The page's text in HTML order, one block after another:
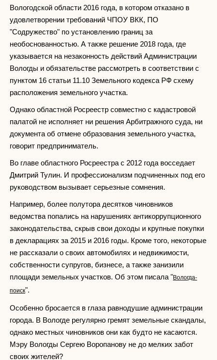
Вологодской области 2016 года, в котором отказано в
удовлетворении требований ЧПОУ ВКК, ПО
"Содружество" по установлению границ за
необоснованностью. А также решение 2018 года, где
указывается на незаконность действий Администрации
Вологды и обязательстве рассмотреть в соответствии с
пунктом 16 статьи 11.10 Земельного кодекса РФ схему
расположения земельного участка.
Однако областной Росреестр совместно с кадастровой
палатой не исполняет ни решения Арбитражного суда, ни
документа об отмене образования земельного участка,
говорит предприниматель.
Во главе областного Росреестра с 2012 года восседает
Дмитрий Тулин. И профессионализм подчиненных под его
руководством вызывает серьезные сомнения.
Например, более полутора десятков чиновников
ведомства попались на нарушениях антикоррупционного
законодательства, скрыв свои доходы и крупные покупки
в декларациях за 2015 и 2016 годы. Кроме того, некоторые
не рассказали о своих автомобилях и недвижимости,
собственности супругов, бизнесе, а также занизили
площади земельных участков. Об этом писала "Вологда-
поиск".
Особенно бросается в глаза равнодушие администрации
города. В Вологде регулярно гремят земельные скандалы,
однако местных чиновников они как будто не касаются.
Мэру Вологды Сергею Воропанову не до мелких забот
своих жителей?